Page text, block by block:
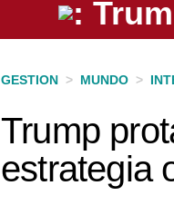
GESTION > MUNDO >
Trump
estrategia